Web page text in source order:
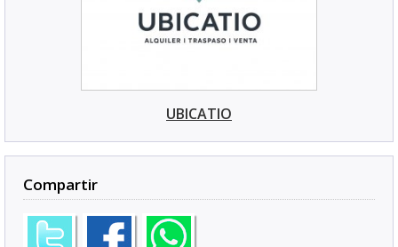
UBICATIO
Compartir